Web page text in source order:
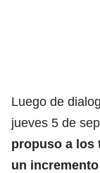
Luego de
jueves 5 de
propuso a los
un